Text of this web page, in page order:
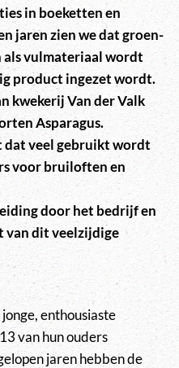
in boeketten en
jaren zien we dat groen-
vulmateriaal wordt
product ingezet wordt.
kwekerij Van der Valk
Asparagus.
dat veel gebruikt wordt
voor bruiloften en
door het bedrijf en
van dit veelzijdige
enthousiaste
van hun ouders
jaren hebben de